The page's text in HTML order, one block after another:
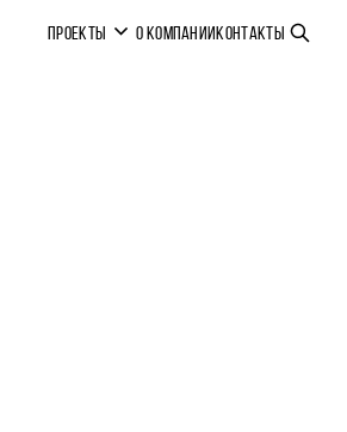
ПРОЕКТЫ О КОМПАНИИКОНТАКТЫ